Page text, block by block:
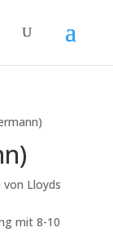
Lloyds
mit 8-10